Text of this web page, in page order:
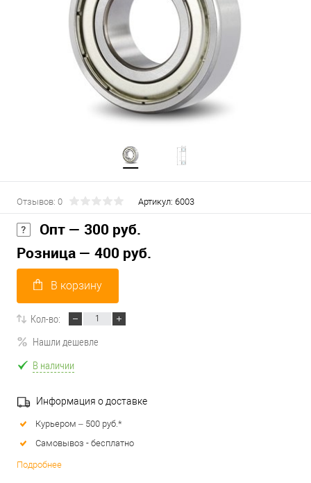
Отзывов: 0 Артикул: 6003
Опт — 300 руб.
Розница — 400 руб.
В корзину
Кол-во:
Нашли дешевле
В наличии
Информация о доставке
Курьером – 500 руб.*
Самовывоз - бесплатно
Подробнее